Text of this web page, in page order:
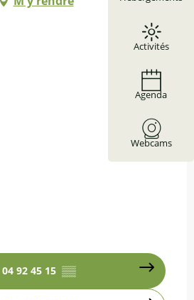
Activités
Agenda
Webcams
04 92 45 15 ▒▒